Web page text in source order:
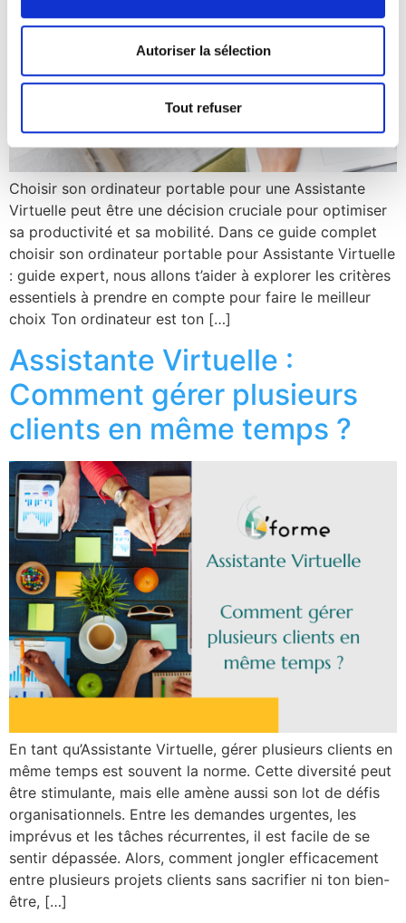
Autoriser la sélection
Tout refuser
Choisir son ordinateur portable pour une Assistante
Virtuelle peut être une décision cruciale pour optimiser
sa productivité et sa mobilité. Dans ce guide complet
choisir son ordinateur portable pour Assistante Virtuelle
: guide expert, nous allons t’aider à explorer les critères
essentiels à prendre en compte pour faire le meilleur
choix Ton ordinateur est ton […]
Assistante Virtuelle :
Comment gérer plusieurs
clients en même temps ?
En tant qu’Assistante Virtuelle, gérer plusieurs clients en
même temps est souvent la norme. Cette diversité peut
être stimulante, mais elle amène aussi son lot de défis
organisationnels. Entre les demandes urgentes, les
imprévus et les tâches récurrentes, il est facile de se
sentir dépassée. Alors, comment jongler efficacement
entre plusieurs projets clients sans sacrifier ni ton bien-
être, […]